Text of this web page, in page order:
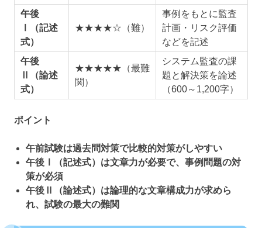
午後
Ⅰ（記述
式）
★★★★☆（難）
事例をもとに監査
計画・リスク評価
などを記述
午後
Ⅱ（論述
式）
★★★★★（最難
関）
システム監査の課
題と解決策を論述
（600～1,200字）
ポイント
午前試験は過去問対策で比較的対策がしやすい
午後Ⅰ（記述式）は文章力が必要で、事例問題の対
策が必須
午後Ⅱ（論述式）は論理的な文章構成力が求めら
れ、試験の最大の難関